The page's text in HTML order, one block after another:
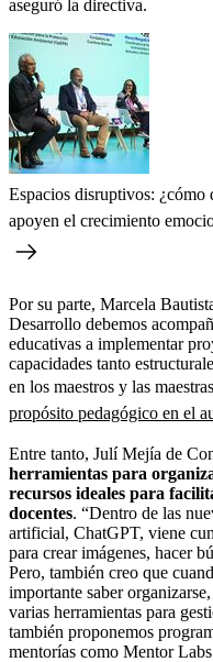
aseguró la directiva.
Espacios disruptivos: ¿cómo
apoyen el crecimiento
Por su parte, Marcela
Desarrollo debemos
educativas a implementar
capacidades tanto
en los maestros y las maestras
propósito pedagógico en el
Entre tanto, Julí Mejía de
herramientas para
recursos ideales para
docentes. “Dentro de las
artificial, ChatGPT, viene
para crear imágenes, hacer
Pero, también creo que
importante saber
varias herramientas para
también proponemos
mentorías como Mentor